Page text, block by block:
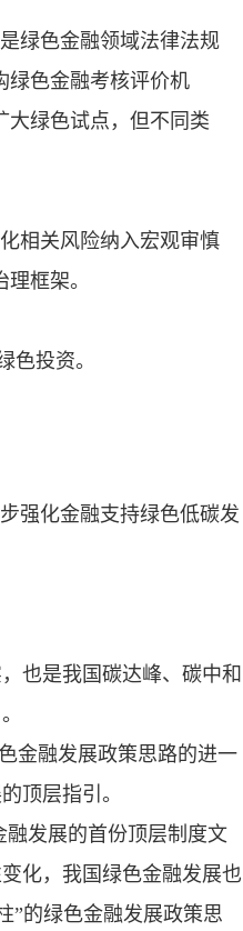
绿色金融领域法律法规
绿色金融考核评价机
大绿色试点，但不同类
相关风险纳入宏观审慎
框架。
色投资。
强化金融支持绿色低碳发
也是我国碳达峰、碳中和
金融发展政策思路的进一
顶层指引。
融发展的首份顶层制度文
化，我国绿色金融发展也
”的绿色金融发展政策思